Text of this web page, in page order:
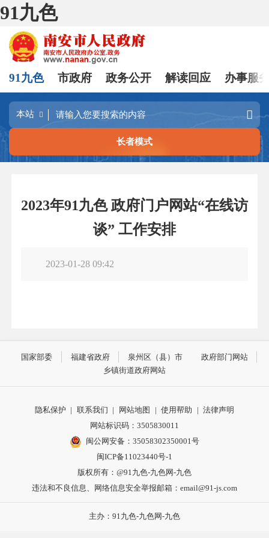
91九色
91九色 市政府 政务公开 解读回应 办事服
长者模式
2023年91九色 政府门户网站“在线访
谈” 工作安排
2023-01-28 09:42
国家部委 福建省政府 泉州区（县）市
政府部门网站
乡镇街道政府网站
隐私保护 | 联系我们 | 网站地图 | 使用帮助 | 法律声明
网站标识码：3505830011
闽公网安备：35058302350001号
闽ICP备11023440号-1
版权所有：@91九色-九色网-九色
违法和不良信息、网络信息安全举报邮箱： email@91-js.com
主办：91九色-九色网-九色